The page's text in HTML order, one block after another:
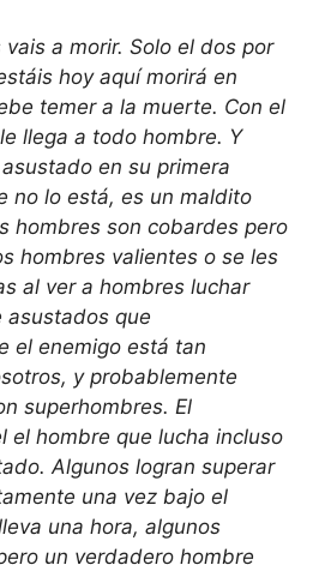
a morir. Solo el dos por
hoy aquí morirá en
temer a la muerte. Con el
llega a todo hombre. Y
en su primera
no lo está, es un maldito
hombres son cobardes pero
hombres valientes o se les
al ver a hombres luchar
asustados que
el enemigo está tan
y probablemente
superhombres. El
el hombre que lucha incluso
Algunos logran superar
una vez bajo el
una hora, algunos
un verdadero hombre